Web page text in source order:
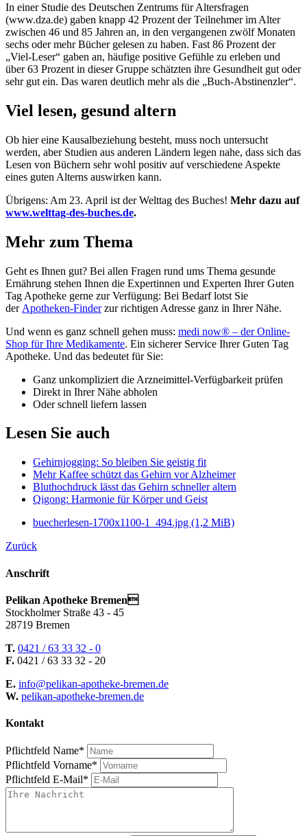
In einer Studie des Deutschen Zentrums für Altersfragen
(www.dza.de) gaben knapp 42 Prozent der Teilnehmer im Alter
zwischen 46 und 85 Jahren an, in den vergangenen zwölf Monaten
sechs oder mehr Bücher gelesen zu haben. Fast 86 Prozent der
„Viel-Leser“ gaben an, häufige positive Gefühle zu erleben und
über 63 Prozent in dieser Gruppe schätzten ihre Gesundheit gut oder
sehr gut ein. Das waren deutlich mehr als die „Buch-Abstinenzler“.
Viel lesen, gesund altern
Ob hier eine Kausalbeziehung besteht, muss noch untersucht
werden, aber Studien aus anderen Ländern legen nahe, dass sich das
Lesen von Büchern sehr wohl positiv auf verschiedene Aspekte
eines guten Alterns auswirken kann.
Übrigens: Am 23. April ist der Welttag des Buches! Mehr dazu auf
www.welttag-des-buches.de.
Mehr zum Thema
Geht es Ihnen gut? Bei allen Fragen rund ums Thema gesunde
Ernährung stehen Ihnen die Expertinnen und Experten Ihrer Guten
Tag Apotheke gerne zur Verfügung: Bei Bedarf lotst Sie
der Apotheken-Finderzur richtigen Adresse ganz in Ihrer Nähe.
Und wenn es ganz schnell gehen muss: medi now® – der Online-
Shop für Ihre Medikamente. Ein sicherer Service Ihrer Guten Tag
Apotheke. Und das bedeutet für Sie:
Ganz unkompliziert die Arzneimittel-Verfügbarkeit prüfen
Direkt in Ihrer Nähe abholen
Oder schnell liefern lassen
Lesen Sie auch
Gehirnjogging: So bleiben Sie geistig fit
Mehr Kaffee schützt das Gehirn vor Alzheimer
Bluthochdruck lässt das Gehirn schneller altern
Qigong: Harmonie für Körper und Geist
buecherlesen-1700x1100-1_494.jpg (1,2 MiB)
Zurück
Anschrift
Pelikan Apotheke Bremen
Stockholmer Straße 43 - 45
28719 Bremen
T. 0421 / 63 33 32 - 0
F. 0421 / 63 33 32 - 20
E. info@pelikan-apotheke-bremen.de
W. pelikan-apotheke-bremen.de
Kontakt
Pflichtfeld Name*
Pflichtfeld Vorname*
Pflichtfeld E-Mail*